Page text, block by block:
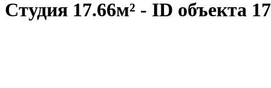
Студия 17.66м² - ID объекта